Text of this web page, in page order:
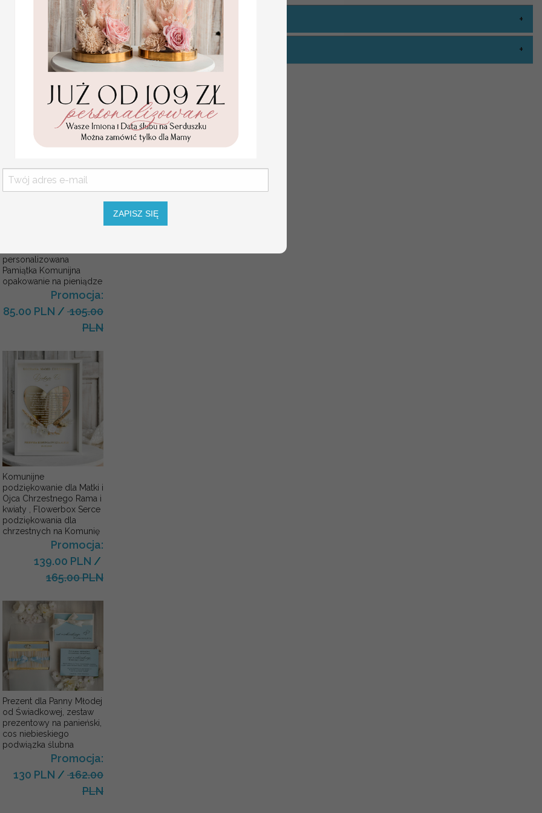
personalizowana
Pamiątka Komunijna
opakowanie na pieniądze
Promocja:
85.00 PLN / 105.00
PLN
Komunijne
podziękowanie dla Matki i
Ojca Chrzestnego Rama i
kwiaty , Flowerbox Serce
podziękowania dla
chrzestnych na Komunię
Promocja:
139.00 PLN /
165.00 PLN
Prezent dla Panny Młodej
od Świadkowej, zestaw
prezentowy na panieński,
cos niebieskiego
podwiązka ślubna
Promocja:
130 PLN / 162.00
PLN
KOLOR OKŁADKI
KOLOR SZNURKA
ZAPISZ SIĘ